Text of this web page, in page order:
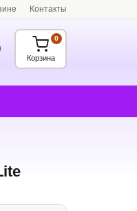
Контакты
Корзина
0